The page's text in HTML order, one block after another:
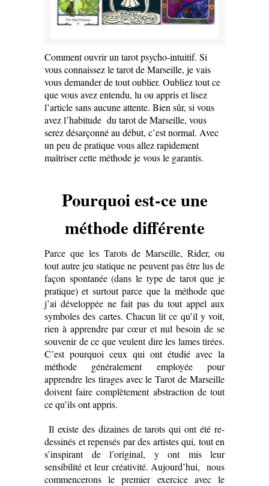
Comment ouvrir un tarot psycho-intuitif. Si
vous connaissez le tarot de Marseille, je vais
vous demander de tout oublier. Oubliez tout ce
que vous avez entendu, lu ou appris et lisez
l’article sans aucune attente. Bien sûr, si vous
avez l’habitude du tarot de Marseille, vous
serez désarçonné au début, c’est normal. Avec
un peu de pratique vous allez rapidement
maîtriser cette méthode je vous le garantis.
Pourquoi est-ce une
méthode différente
Parce que les Tarots de Marseille, Rider, ou
tout autre jeu statique ne peuvent pas être lus de
façon spontanée (dans le type de tarot que je
pratique) et surtout parce que la méthode que
j’ai développée ne fait pas du tout appel aux
symboles des cartes. Chacun lit ce qu’il y voit,
rien à apprendre par cœur et nul besoin de se
souvenir de ce que veulent dire les lames tirées.
C’est pourquoi ceux qui ont étudié avec la
méthode généralement employée pour
apprendre les tirages avec le Tarot de Marseille
doivent faire complètement abstraction de tout
ce qu’ils ont appris.
Il existe des dizaines de tarots qui ont été re-
dessinés et repensés par des artistes qui, tout en
s’inspirant de l’original, y ont mis leur
sensibilité et leur créativité. Aujourd’hui, nous
commencerons le premier exercice avec le